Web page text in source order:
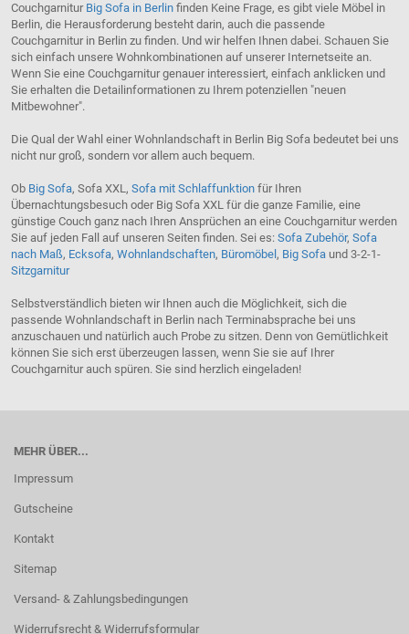
Couchgarnitur Big Sofa in Berlinfinden Keine Frage, es gibt viele Möbel in
Berlin, die Herausforderung besteht darin, auch die passende
Couchgarnitur in Berlin zu finden. Und wir helfen Ihnen dabei. Schauen Sie
sich einfach unsere Wohnkombinationen auf unserer Internetseite an.
Wenn Sie eine Couchgarnitur genauer interessiert, einfach anklicken und
Sie erhalten die Detailinformationen zu Ihrem potenziellen "neuen
Mitbewohner".
Die Qual der Wahl einer Wohnlandschaft in Berlin Big Sofa bedeutet bei uns
nicht nur groß, sondern vor allem auch bequem.
Ob Big Sofa, Sofa XXL, Sofa mit Schlaffunktionfür Ihren
Übernachtungsbesuch oder Big Sofa XXL für die ganze Familie, eine
günstige Couch ganz nach Ihren Ansprüchen an eine Couchgarnitur werden
Sie auf jeden Fall auf unseren Seiten finden. Sei es: Sofa Zubehör, Sofa
nach Maß, Ecksofa, Wohnlandschaften, Büromöbel , Big Sofaund 3-2-1-
Sitzgarnitur
Selbstverständlich bieten wir Ihnen auch die Möglichkeit, sich die
passende Wohnlandschaft in Berlin nach Terminabsprache bei uns
anzuschauen und natürlich auch Probe zu sitzen. Denn von Gemütlichkeit
können Sie sich erst überzeugen lassen, wenn Sie sie auf Ihrer
Couchgarnitur auch spüren. Sie sind herzlich eingeladen!
MEHR ÜBER...
Impressum
Gutscheine
Kontakt
Sitemap
Versand- & Zahlungsbedingungen
Widerrufsrecht & Widerrufsformular